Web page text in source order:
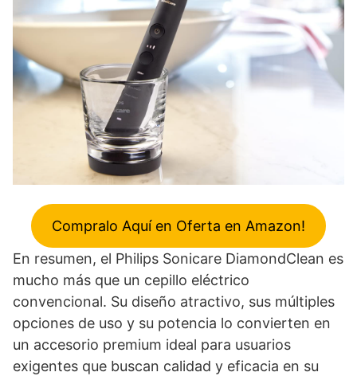
Compralo Aquí en Oferta en Amazon!
En resumen, el Philips Sonicare DiamondClean es
mucho más que un cepillo eléctrico
convencional. Su diseño atractivo, sus múltiples
opciones de uso y su potencia lo convierten en
un accesorio premium ideal para usuarios
exigentes que buscan calidad y eficacia en su